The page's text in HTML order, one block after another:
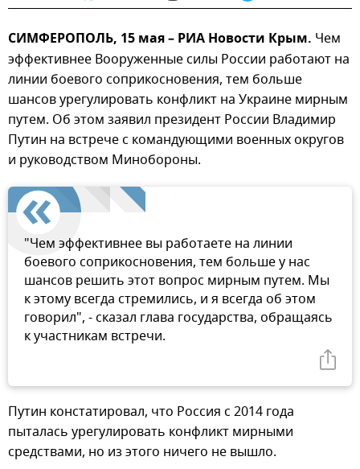
СИМФЕРОПОЛЬ, 15 мая – РИА Новости Крым. Чем
эффективнее Вооруженные силы России работают на
линии боевого соприкосновения, тем больше
шансов урегулировать конфликт на Украине мирным
путем. Об этом заявил президент России Владимир
Путин на встрече с командующими военных округов
и руководством Минобороны.
"Чем эффективнее вы работаете на линии
боевого соприкосновения, тем больше у нас
шансов решить этот вопрос мирным путем. Мы
к этому всегда стремились, и я всегда об этом
говорил", - сказал глава государства, обращаясь
к участникам встречи.
Путин констатировал, что Россия с 2014 года
пыталась урегулировать конфликт мирными
средствами, но из этого ничего не вышло.